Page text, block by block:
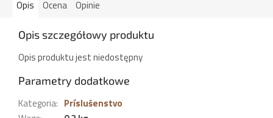
sytuacji. Solidna,...
Opis Ocena Opinie
Opis szczegółowy produktu
Opis produktu jest niedostępny
Parametry dodatkowe
Kategoria: Príslušenstvo